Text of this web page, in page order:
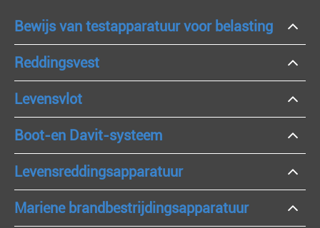
Bewijs van testapparatuur voor belasting
Reddingsvest
Levensvlot
Boot-en Davit-systeem
Levensreddingsapparatuur
Mariene brandbestrijdingsapparatuur